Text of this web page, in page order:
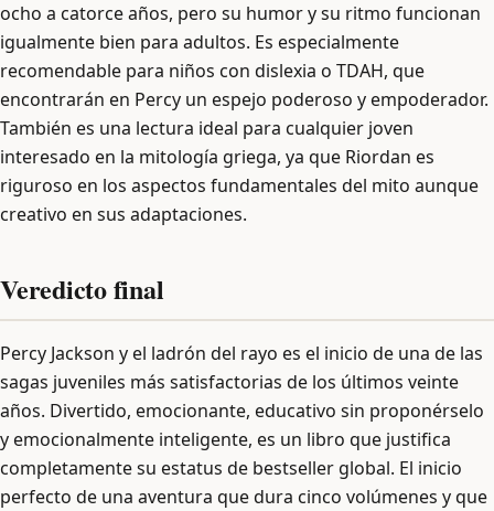
ocho a catorce años, pero su humor y su ritmo funcionan
igualmente bien para adultos. Es especialmente
recomendable para niños con dislexia o TDAH, que
encontrarán en Percy un espejo poderoso y empoderador.
También es una lectura ideal para cualquier joven
interesado en la mitología griega, ya que Riordan es
riguroso en los aspectos fundamentales del mito aunque
creativo en sus adaptaciones.
Veredicto final
Percy Jackson y el ladrón del rayo es el inicio de una de las
sagas juveniles más satisfactorias de los últimos veinte
años. Divertido, emocionante, educativo sin proponérselo
y emocionalmente inteligente, es un libro que justifica
completamente su estatus de bestseller global. El inicio
perfecto de una aventura que dura cinco volúmenes y que